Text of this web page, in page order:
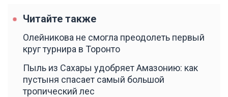
Читайте также
Олейникова не смогла преодолеть первый
круг турнира в Торонто
Пыль из Сахары удобряет Амазонию: как
пустыня спасает самый большой
тропический лес